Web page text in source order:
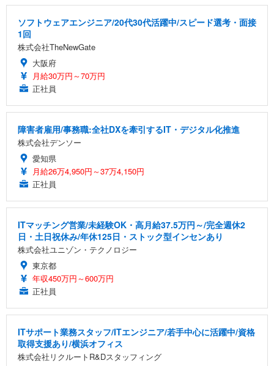
ソフトウェアエンジニア/20代30代活躍中/スピード選考・面接
1回
株式会社TheNewGate
大阪府
月給30万円～70万円
正社員
障害者雇用/事務職:全社DXを牽引するIT・デジタル化推進
株式会社デンソー
愛知県
月給26万4,950円～37万4,150円
正社員
ITマッチング営業/未経験OK・高月給37.5万円～/完全週休2
日・土日祝休み/年休125日・ストック型インセンあり
株式会社ユニゾン・テクノロジー
東京都
年収450万円～600万円
正社員
ITサポート業務スタッフ/ITエンジニア/若手中心に活躍中/資格
取得支援あり/横浜オフィス
株式会社リクルートR&Dスタッフィング